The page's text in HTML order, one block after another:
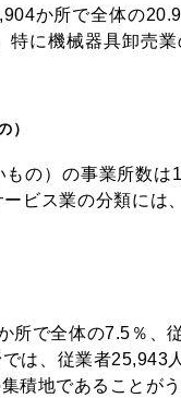
か所で全体の
特に機械器具卸売
）
の）の事業所数
ビス業の分類には
所で全体の7.5％、
は、従業者25,943
積地であることがう